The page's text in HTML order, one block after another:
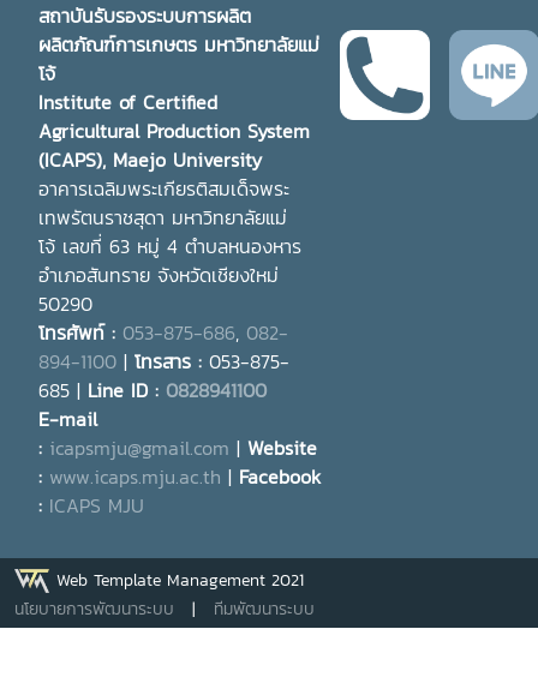
สถาบันรับรองระบบการผลิต
ผลิตภัณฑ์การเกษตร มหาวิทยาลัยแม่
โจ้
Institute of Certified
Agricultural Production System
(ICAPS), Maejo University
อาคารเฉลิมพระเกียรติสมเด็จพระ
เทพรัตนราชสุดา มหาวิทยาลัยแม่
โจ้ เลขที่ 63 หมู่ 4 ตำบลหนองหาร
อำเภอสันทราย จังหวัดเชียงใหม่
50290
โทรศัพท์ : 053-875-686, 082-
894-1100 | โทรสาร : 053-875-
685 | Line ID : 0828941100
E-mail
: icapsmju@gmail.com | Website
: www.icaps.mju.ac.th | Facebook
: ICAPS MJU
Web Template Management 2021
นโยบายการพัฒนาระบบ | ทีมพัฒนาระบบ